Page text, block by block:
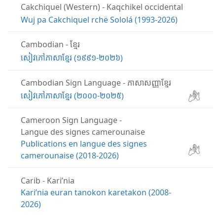
Cakchiquel (Western) - Kaqchikel occidental
Wuj pa Cakchiquel rchë Sololá (1993-2026)
Cambodian -ខ្មែរ
សៀវភៅភាសាខ្មែរ (១៩៩១-២០២៦)
Cambodian Sign Language-ភាសាសញ្ញាខ្មែរ
សៀវភៅភាសាខ្មែរ (២០០០-២០២៥)
Cameroon Sign Language-
Langue des signes camerounaise
Publications en langue des signes
camerounaise (2018-2026)
Carib - Kariʼnia
Kariʼnia euran tanokon karetakon (2008-
2026)